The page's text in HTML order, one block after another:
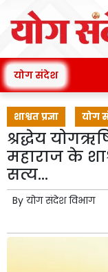
योग संदेश
शाश्वत प्रज्ञा योग
श्रद्धेय
महाराज के
सत्य...
By योग संदेश विभाग